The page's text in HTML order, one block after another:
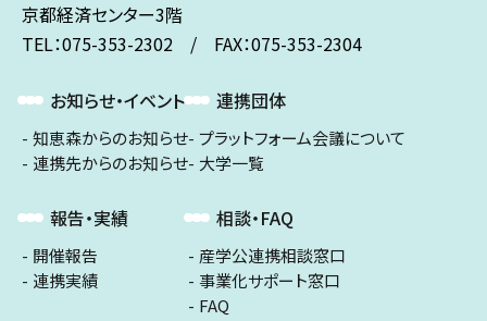
京都経済センター3階
TEL：075-353-2302 / FAX：075-353-2304
お知らせ・イベント
知恵森からのお知らせ
連携先からのお知らせ
報告・実績
開催報告
連携実績
連携団体
プラットフォーム会議について
大学一覧
相談・FAQ
産学公連携相談窓口
事業化サポート窓口
FAQ